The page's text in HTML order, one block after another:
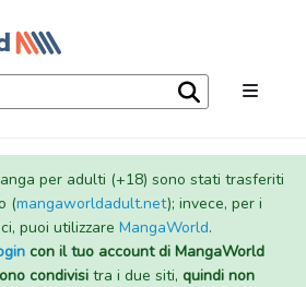
per adulti (+18) sono stati trasferiti
(mangaworldadult.net); invece, per i
puoi utilizzare MangaWorld.
con il tuo account di MangaWorld
condivisi tra i due siti, quindi non